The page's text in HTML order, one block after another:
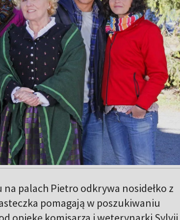
palach Pietro odkrywa nosidełko z
pomagają w poszukiwaniu